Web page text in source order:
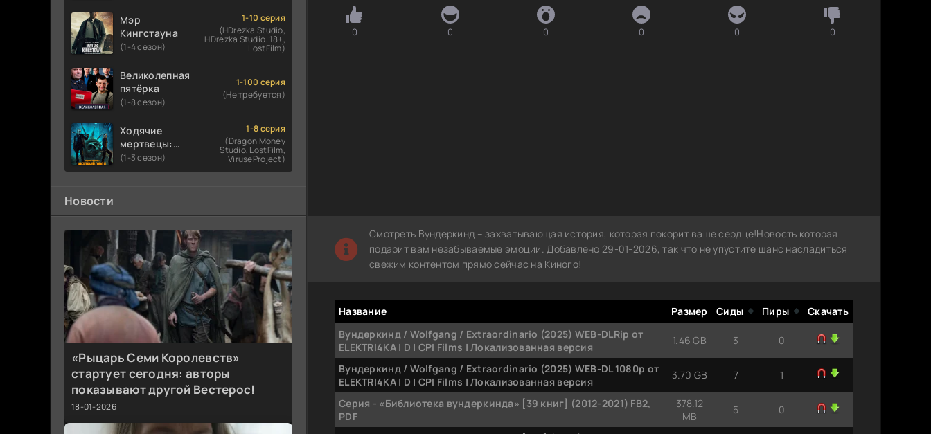
Мэр
Кингстауна
(1-4 сезон)
1-10 серия
(HDrezka Studio,
HDrezka Studio. 18+,
LostFilm)
Великолепная
пятёрка
(1-8 сезон)
1-100 серия
(Не требуется)
Ходячие
мертвецы:
Мертвый
город
(1-3 сезон)
1-8 серия
(Dragon Money
Studio, LostFilm,
ViruseProject)
Новости
«Рыцарь Семи Королевств»
стартует сегодня: авторы
показывают другой Вестерос!
18-01-2026
0 0 0 0 0 0
Смотреть Вундеркинд – захватывающая история, которая покорит ваше сердце!Новость которая
подарит вам незабываемые эмоции. Добавлено 29-01-2026, так что не упустите шанс насладиться
свежим контентом прямо сейчас на Киного!
Название Размер Сиды Пиры
Скачать
Вундеркинд / Wolfgang / Extraordinario (2025) WEB-DLRip от
ELEKTRI4KA | D | CPI Films | Локализованная версия
1.46 GB 3 0
Вундеркинд / Wolfgang / Extraordinario (2025) WEB-DL 1080p от
ELEKTRI4KA | D | CPI Films | Локализованная версия
3.70 GB 7 1
Серия - «Библиотека вундеркинда» [39 книг] (2012-2021) FB2,
PDF
378.12
MB
5 0